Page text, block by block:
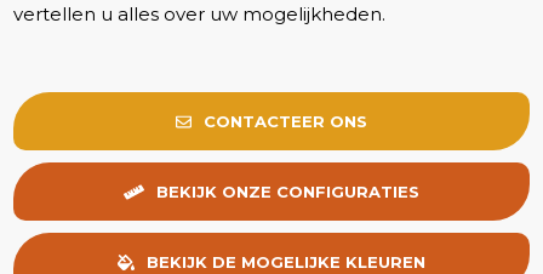
CONTACTEER ONS
BEKIJK ONZE CONFIGURATIES
BEKIJK DE MOGELIJKE KLEUREN
vertellen u alles over uw mogelijkheden.